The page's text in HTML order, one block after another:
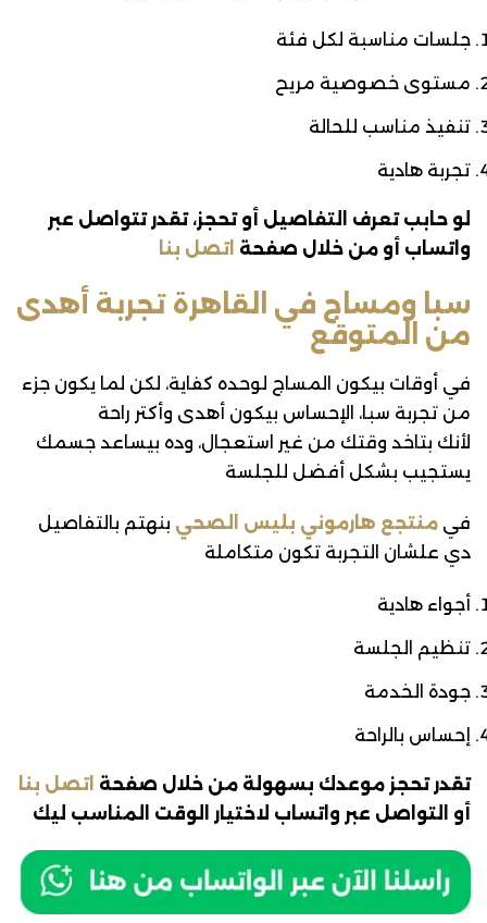
جلسات مناسبة لكل فئة
مستوى خصوصية مريح
تنفيذ مناسب للحالة
تجربة هادية
لو حابب تعرف التفاصيل أو تحجز، تقدر تتواصل عبر
واتساب أو من خلال صفحة اتصل بنا
سبا ومساج في القاهرة تجربة أهدى
من المتوقع
في أوقات بيكون المساج لوحده كفاية، لكن لما يكون جزء
من تجربة سبا، الإحساس بيكون أهدى وأكتر راحة
لأنك بتاخد وقتك من غير استعجال، وده بيساعد جسمك
يستجيب بشكل أفضل للجلسة
في منتجع هارموني بليس الصحي بنهتم بالتفاصيل
دي علشان التجربة تكون متكاملة
أجواء هادية
تنظيم الجلسة
جودة الخدمة
إحساس بالراحة
تقدر تحجز موعدك بسهولة من خلال صفحة اتصل بنا
أو التواصل عبر واتساب لاختيار الوقت المناسب ليك